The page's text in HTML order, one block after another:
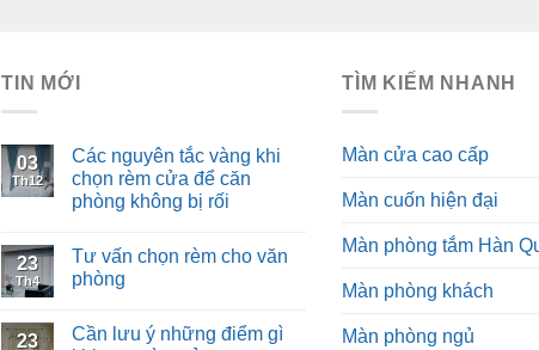
TIN MỚI
03
Th12
Các nguyên tắc vàng khi
chọn rèm cửa để căn
phòng không bị rối
23
Th4
Tư vấn chọn rèm cho văn
phòng
23
Cần lưu ý những điểm gì
TÌM KIẾM NHANH
Màn cửa cao cấp
Màn cuốn hiện đại
Màn phòng tắm Hàn
Màn phòng khách
Màn phòng ngủ